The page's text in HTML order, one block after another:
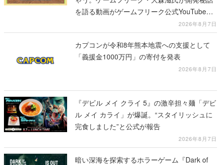
を語る動画がゲームフリーク公式YouTubeで
2026年8月7日
カプコンが令和8年熊本地震への支援として
「義援金1000万円」の寄付を発表
2026年8月7日
『デビル メイ クライ 5』の激辛担々麺「デビ
ル メイ カライ」が爆誕。“スタイリッシュに
完食しました”と公式が報告
2026年8月7日
暗い深海を探索するホラーゲーム『Dark of